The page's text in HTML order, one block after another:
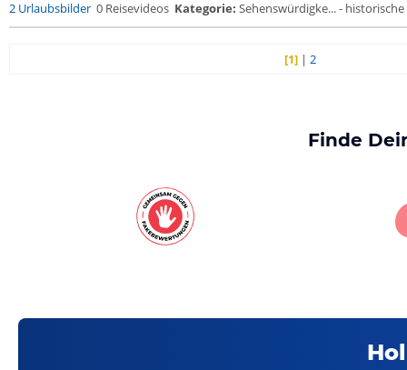
2 Urlaubsbilder 0 Reisevideos Kategorie: Sehenswürdigke... - historische
[1] |2
Finde